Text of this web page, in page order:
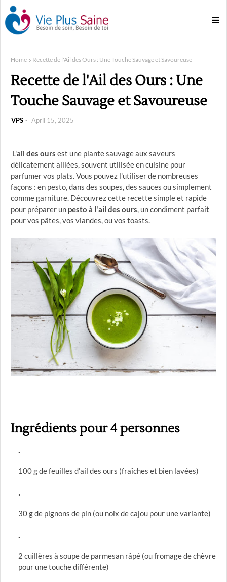
Home Recette de l'Ail des Ours : Une Touche Sauvage et Savoureuse
Recette de l'Ail des Ours : Une
Touche Sauvage et Savoureuse
VPS April 15, 2025
L'ail des ours est une plante sauvage aux saveurs
délicatement aillées, souvent utilisée en cuisine pour
parfumer vos plats. Vous pouvez l'utiliser de nombreuses
façons : en pesto, dans des soupes, des sauces ou simplement
comme garniture. Découvrez cette recette simple et rapide
pour préparer un pesto à l'ail des ours, un condiment parfait
pour vos pâtes, vos viandes, ou vos toasts.
Ingrédients pour 4 personnes
100 g de feuilles d'ail des ours (fraîches et bien lavées)
30 g de pignons de pin (ou noix de cajou pour une variante)
2 cuillères à soupe de parmesan râpé (ou fromage de chèvre
pour une touche différente)